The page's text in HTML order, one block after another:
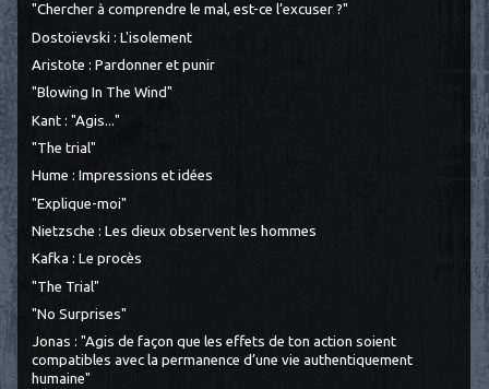
"Chercher à comprendre le mal, est-ce l’excuser ?"
Dostoïevski : L'isolement
Aristote : Pardonner et punir
"Blowing In The Wind"
Kant : "Agis..."
"The trial"
Hume : Impressions et idées
"Explique-moi"
Nietzsche : Les dieux observent les hommes
Kafka : Le procès
"The Trial"
"No Surprises"
Jonas : "Agis de façon que les effets de ton action soient
compatibles avec la permanence d’une vie authentiquement
humaine"